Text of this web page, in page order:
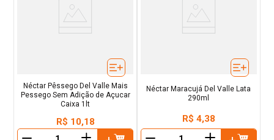
Néctar Pêssego Del Valle Mais
Pessego Sem Adição de Açucar
Caixa 1lt
R$ 10,18
Néctar Maracujá Del Valle Lata
290ml
R$ 4,38